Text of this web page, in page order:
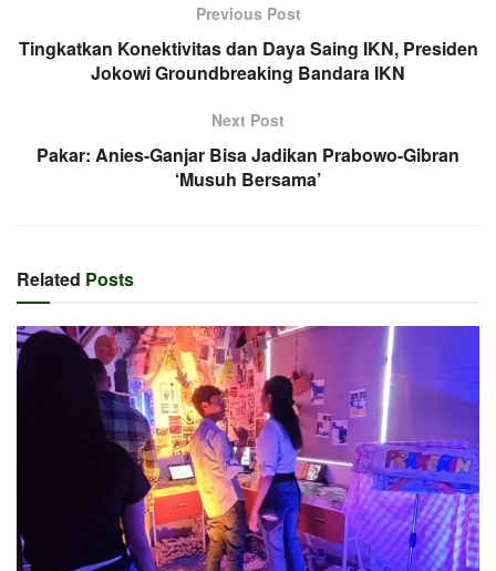
Previous Post
Tingkatkan Konektivitas dan Daya Saing IKN, Presiden
Jokowi Groundbreaking Bandara IKN
Next Post
Pakar: Anies-Ganjar Bisa Jadikan Prabowo-Gibran
‘Musuh Bersama’
Related Posts